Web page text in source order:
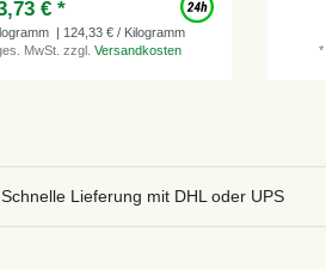
€ *
| 124,33 € / Kilogramm
MwSt. zzgl. Versandkosten *
Schnelle Lieferung mit DHL oder UPS